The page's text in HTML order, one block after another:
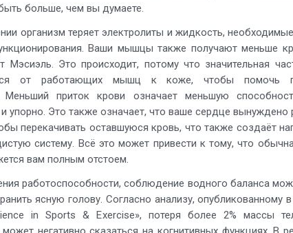
больше, чем вы думаете.
организм теряет электролиты и жидкость,
Ваши мышцы также получают меньше
Мэсиэль. Это происходит, потому что значительная
от работающих мышц к коже, чтобы помочь
Меньший приток крови означает меньшую
упорно. Это также означает, что ваше сердце вынуждено
перекачивать оставшуюся кровь, что также создаёт
систему. Всё это может привести к тому, что
вам полным отстоем.
работоспособности, соблюдение водного баланса
ясную голову. Согласно анализу, опубликованному
in Sports & Exercise», потеря более 2% массы